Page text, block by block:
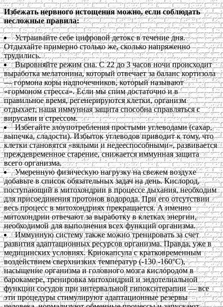
Избежать нервного истощения можно, если соблюдать
несложные правила:
Устраивайте себе цифровой детокс в течение дня.
Отдыхайте примерно столько же, сколько напряженно
трудились.
Выровняйте режим сна. С 22 до 3 часов ночи происходит
выработка мелатонина, который отвечает за баланс кортизола
— гормона коры надпочечников, который называют
«гормоном стресса». Если мы спим достаточно и в
правильное время, регенерируются клетки, организм
отдыхает, наша иммунная защита способна справляться с
вирусами и стрессом.
Избегайте злоупотребления простыми углеводами (сахар,
выпечка, сладости). Избыток углеводов приводит к тому, что
клетки становятся «вялыми и недееспособными», развивается
преждевременное старение, снижается иммунная защита
всего организма.
Умеренную физическую нагрузку на свежем воздухе
добавьте в список обязательных задач на день. Кислород,
поступающий в митохондрии в процессе дыхания, необходим
для присоединения протонов водорода. При его отсутствии
весь процесс в митохондриях прекращается. А именно
митохондрии отвечают за выработку в клетках энергии,
необходимой для выполнения всех функций организма.
Иммунную систему также можно тренировать за счет
развития адаптационных ресурсов организма. Правда, уже в
медицинских условиях. Криокапсула с кратковременным
воздействием сверхнизких температур (-130 -160°С),
насыщение организма и головного мозга кислородом в
барокамере, тренировка митохондрий и эндотелиальной
функции сосудов при интервальной гипокситерапии — все
эти процедуры стимулируют адаптационные резервы